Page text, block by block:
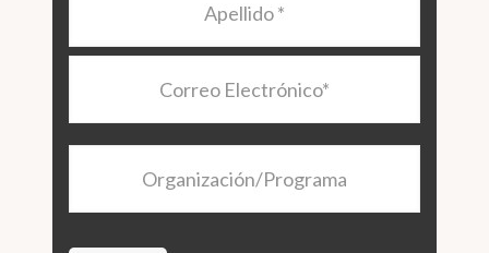
Electrónico *